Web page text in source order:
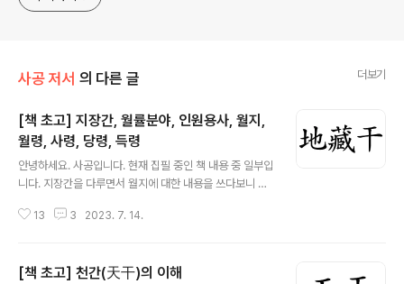
mobiwise@naver.com / 카카오톡:
사공 저서 의 다른 글 더보기
[책 초고] 지장간, 월률분야, 인원용사, 월지,
월령, 사령, 당령, 득령
안녕하세요. 사공입니다. 현재 집필 중인 책 내용 중 일부입
니다. 지장간을 다루면서 월지에 대한 내용을 쓰다보니 당
직 다듬어지지 않은 초고입니다. 내용이 어색할 수 있으니
어떤 천간이 모여 있는지 알려주는 것이 지장간이다. 땅 지
13 3 2023. 7. 14.
[책 초고] 천간(天干)의 이해